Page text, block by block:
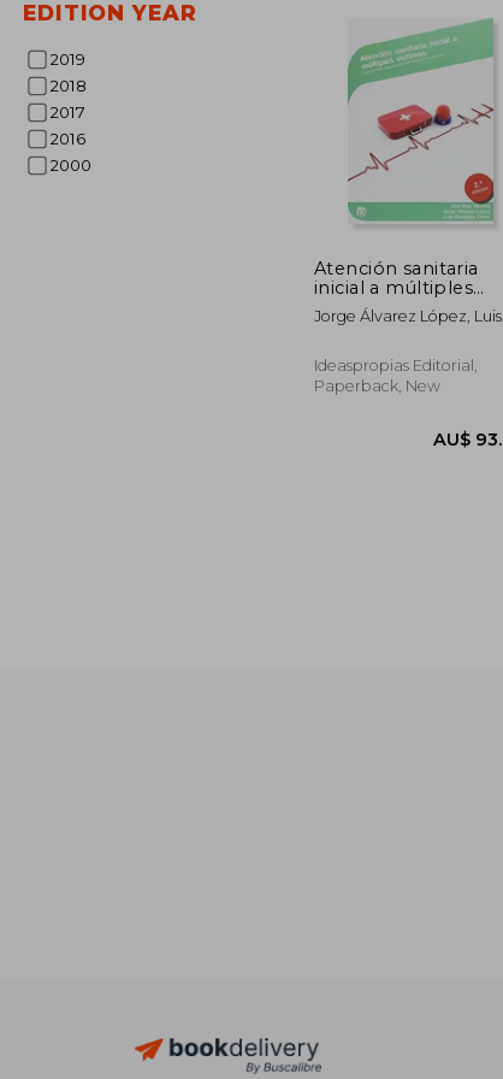
EDITION YEAR
2019
2018
2017
2016
2000
Atención sanitaria
inicial a múltiples
víctimas (2ª Edición):
Soporte vital y
emergencias
colectivas (Sanidad)
Jorge Álvarez López, Luis
Herrero
Ideaspropias Editorial,
Paperback, New